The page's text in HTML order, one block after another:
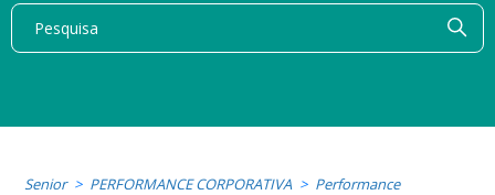
Senior PERFORMANCE CORPORATIVA
Performance